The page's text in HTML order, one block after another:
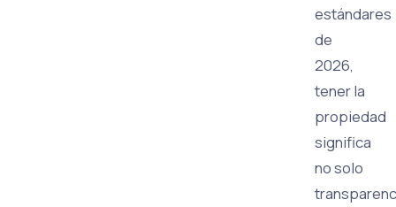
estándares
de
2026,
tener la
propiedad
significa
no solo